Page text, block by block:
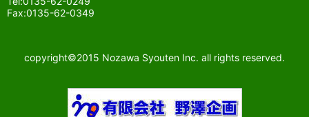
Fax:0135-62-0349
copyright©2015 Nozawa Syouten Inc. all rights reserved.